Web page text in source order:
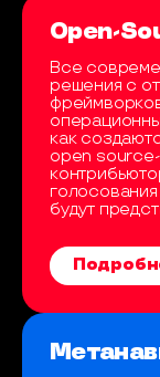
Open-
Все
решения с
как
open
будут